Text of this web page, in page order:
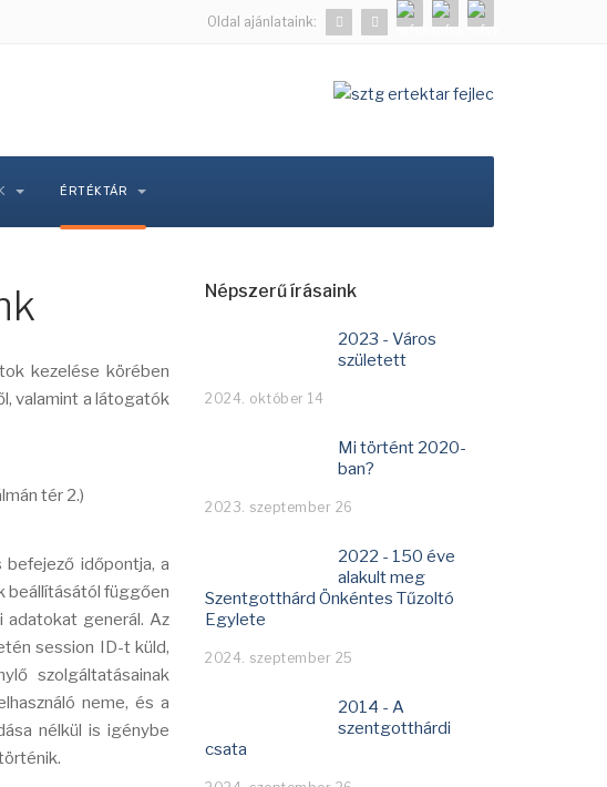
Oldal ajánlataink:
ÉRTÉKTÁR
kezelése körében
valamint a látogatók
tér 2.)
időpontja, a
beállításától függően
adatokat generál. Az
session ID-t küld,
szolgáltatásainak
neme, és a
nélkül is igénybe
Népszerű írásaink
2023 - Város
született
2024. október 14
Mi történt 2020-
ban?
2023. szeptember 26
2022 - 150 éve
alakult meg
Szentgotthárd Önkéntes Tűzoltó
Egylete
2024. szeptember 25
2014 - A
szentgotthárdi
csata